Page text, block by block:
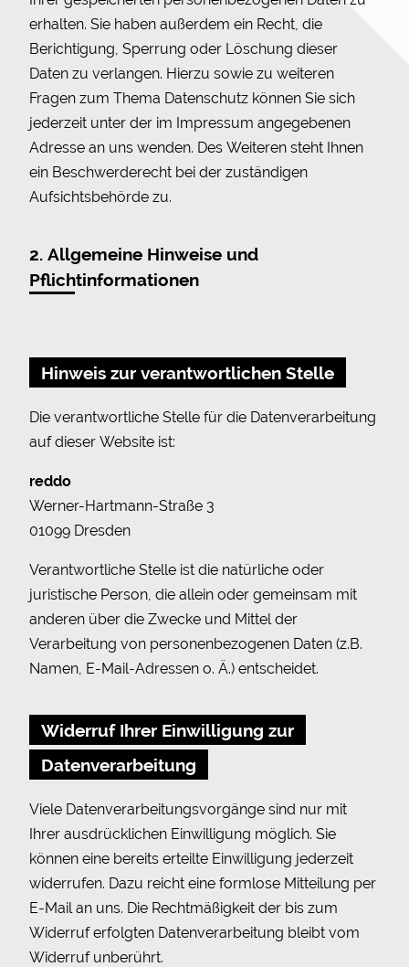
erhalten. Sie haben außerdem ein Recht, die
Berichtigung, Sperrung oder Löschung dieser
Daten zu verlangen. Hierzu sowie zu weiteren
Fragen zum Thema Datenschutz können Sie sich
jederzeit unter der im Impressum angegebenen
Adresse an uns wenden. Des Weiteren steht Ihnen
ein Beschwerderecht bei der zuständigen
Aufsichtsbehörde zu.
2. Allgemeine Hinweise und
Pflichtinformationen
Hinweis zur verantwortlichen Stelle
Die verantwortliche Stelle für die Datenverarbeitung
auf dieser Website ist:
reddo
Werner-Hartmann-Straße 3
01099 Dresden
Verantwortliche Stelle ist die natürliche oder
juristische Person, die allein oder gemeinsam mit
anderen über die Zwecke und Mittel der
Verarbeitung von personenbezogenen Daten (z.B.
Namen, E-Mail-Adressen o. Ä.) entscheidet.
Widerruf Ihrer Einwilligung zur
Datenverarbeitung
Viele Datenverarbeitungsvorgänge sind nur mit
Ihrer ausdrücklichen Einwilligung möglich. Sie
können eine bereits erteilte Einwilligung jederzeit
widerrufen. Dazu reicht eine formlose Mitteilung per
E-Mail an uns. Die Rechtmäßigkeit der bis zum
Widerruf erfolgten Datenverarbeitung bleibt vom
Widerruf unberührt.